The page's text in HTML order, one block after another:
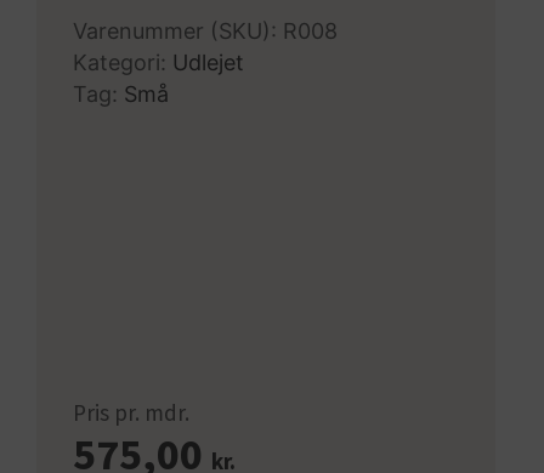
Varenummer (SKU): R008
Kategori: Udlejet
Tag: Små
Pris pr. mdr.
575,00 kr.